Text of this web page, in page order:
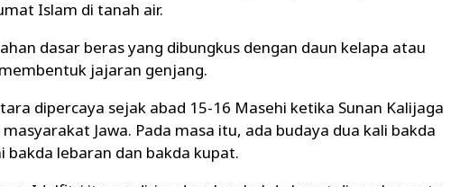
Islam di tanah air.
dasar beras yang dibungkus dengan daun kelapa atau
jajaran genjang.
dipercaya sejak abad 15-16 Masehi ketika Sunan Kalijaga
Jawa. Pada masa itu, ada budaya dua kali bakda
bakda lebaran dan bakda kupat.